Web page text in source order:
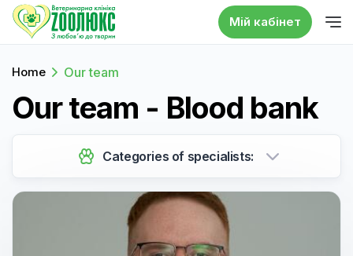
Мій кабінет
Home Our team
Our team - Blood bank
Categories of specialists: